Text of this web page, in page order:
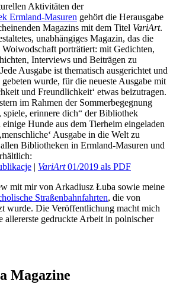
einer
Dame
Aktivitäten der
Ermland-Masuren gehört die Herausgabe
Magazins mit dem Titel VariArt.
unabhängiges Magazin, das die
Woiwodschaft porträtiert: mit Gedichten,
Interviews und Beiträgen zu
Ausgabe ist thematisch ausgerichtet und
wurde, für die neueste Ausgabe mit
und Freundlichkeit‘ etwas beizutragen.
im Rahmen der Sommerbegegnung
spiele, erinnere dich“ der Bibliothek
einige Hunde aus dem Tierheim eingeladen
Ausgabe in die Welt zu
Bibliotheken in Ermland-Masuren und
| VariArt01/2019 als PDF
mit mir von Arkadiusz Łuba sowie meine
Straßenbahnfahrten, die von
wurde. Die Veröffentlichung macht mich
allererste gedruckte Arbeit in polnischer
Magazine